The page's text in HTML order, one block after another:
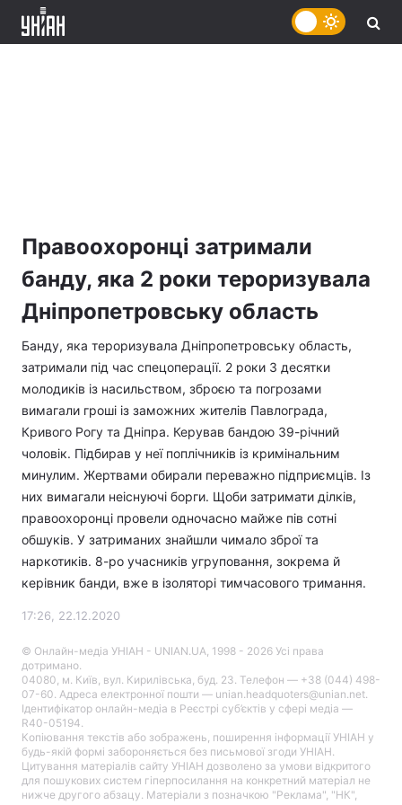
Правоохоронці затримали
банду, яка 2 роки тероризувала
Дніпропетровську область
Банду, яка тероризувала Дніпропетровську область,
затримали під час спецоперації. 2 роки 3 десятки
молодиків із насильством, зброєю та погрозами
вимагали гроші із заможних жителів Павлограда,
Кривого Рогу та Дніпра. Керував бандою 39-річний
чоловік. Підбирав у неї поплічників із кримінальним
минулим. Жертвами обирали переважно підприємців. Із
них вимагали неіснуючі борги. Щоби затримати ділків,
правоохоронці провели одночасно майже пів сотні
обшуків. У затриманих знайшли чимало зброї та
наркотиків. 8-ро учасників угруповання, зокрема й
керівник банди, вже в ізоляторі тимчасового тримання.
17:26, 22.12.2020
© Онлайн-медіа УНІАН - UNIAN.UA, 1998 - 2026 Усі права
дотримано.
04080, м. Київ, вул. Кирилівська, буд. 23. Телефон — +38 (044) 498-
07-60. Адреса електронної пошти — unian.headquoters@unian.net.
Ідентифікатор онлайн-медіа в Реєстрі суб’єктів у сфері медіа —
R40-05194.
Копіювання текстів або зображень, поширення інформації УНІАН у
будь-якій формі забороняється без письмової згоди УНІАН.
Цитування матеріалів сайту УНІАН дозволено за умови відкритого
для пошукових систем гіперпосилання на конкретний матеріал не
нижче другого абзацу. Матеріали з позначкою "Реклама", "НК",